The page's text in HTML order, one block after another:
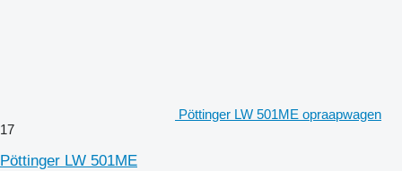
Pöttinger LW 501ME opraapwagen
17
Pöttinger LW 501ME